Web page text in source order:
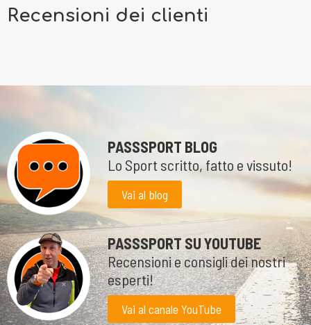
Recensioni dei clienti
PASSSPORT BLOG
Lo Sport scritto, fatto e vissuto!
Vai al blog
PASSSPORT SU YOUTUBE
Recensioni e consigli dei nostri
esperti!
Vai al canale YouTube